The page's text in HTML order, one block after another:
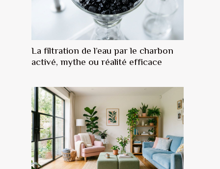
La filtration de l’eau par le charbon
activé, mythe ou réalité efficace